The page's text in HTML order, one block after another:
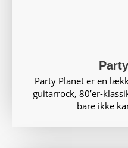
Party Planet er en
guitarrock, 80’er-
bare ikke